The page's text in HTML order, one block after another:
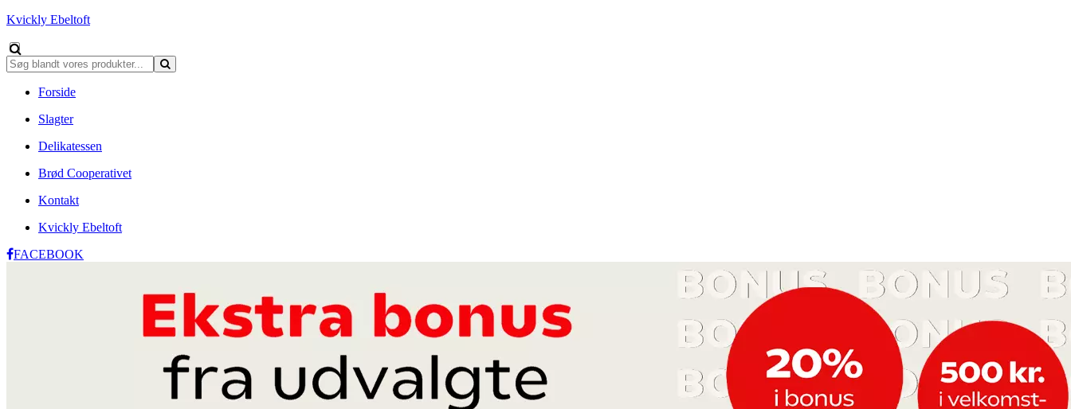
Kvickly Ebeltoft
Forside
Slagter
Delikatessen
Brød Cooperativet
Kontakt
Kvickly Ebeltoft
FACEBOOK